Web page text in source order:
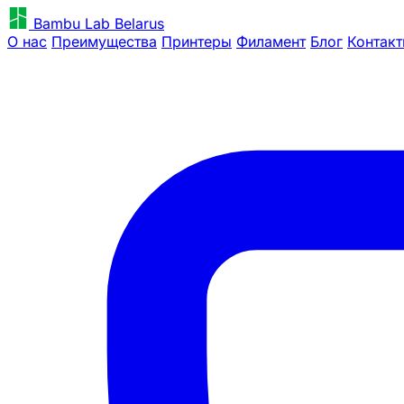
Bambu Lab Belarus
О нас Преимущества Принтеры Филамент Блог